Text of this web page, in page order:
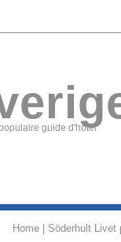
guide d'hôtel
Home | Söderhult Livet